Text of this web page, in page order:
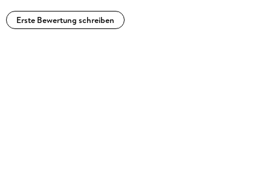
Erste Bewertung schreiben